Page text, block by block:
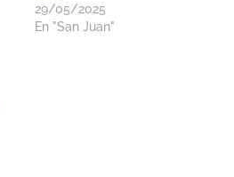
29/05/2025
En "San Juan"